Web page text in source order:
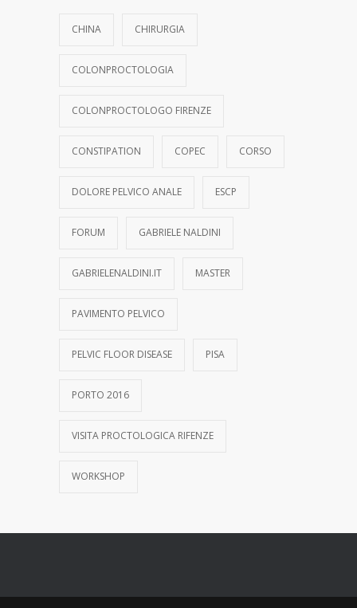
CHINA CHIRURGIA
COLONPROCTOLOGIA
COLONPROCTOLOGO FIRENZE
CONSTIPATION COPEC CORSO
DOLORE PELVICO ANALE ESCP
FORUM GABRIELE NALDINI
GABRIELENALDINI.IT MASTER
PAVIMENTO PELVICO
PELVIC FLOOR DISEASE PISA
PORTO 2016
VISITA PROCTOLOGICA RIFENZE
WORKSHOP